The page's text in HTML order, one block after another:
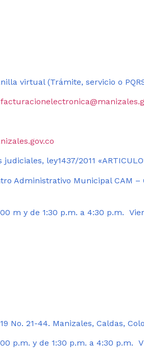
virtual (Trámite, servicio o
ley1437/2011
Administrativo Municipal CAM –
m y de 1:30 p.m. a 4:30 p.m.
No. 21-44. Manizales, Caldas,
p.m. y de 1:30 p.m. a 4:30 p.m.